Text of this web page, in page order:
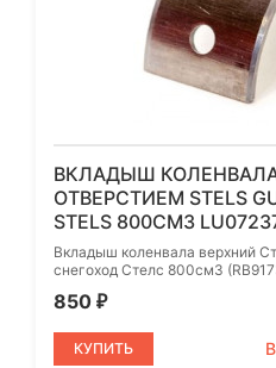
ВКЛАДЫШ
ОТВЕРСТИЕМ STELS
STELS 800СМ3
Вкладыш коленвала верхний
снегоход Стелс 800см3
850 ₽
КУПИТЬ